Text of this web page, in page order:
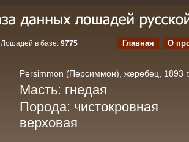
Лошадей в базе: 9775 Главная О
Persimmon (Персиммон), жеребец, 1893
Масть: гнедая
Порода: чистокровная
верховая